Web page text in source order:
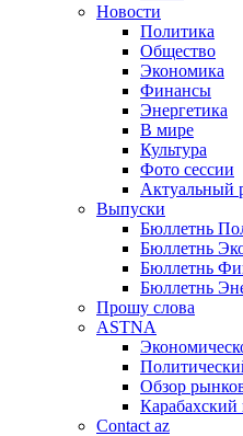
Новости
Политика
Общество
Экономика
Финансы
Энергетика
В мире
Культура
Фото сессии
Актуальный
Выпуски
Бюллетнь
Бюллетнь
Бюллетнь
Бюллетнь
Прошу слова
ASTNA
Обзор
Карабахский
Contact az